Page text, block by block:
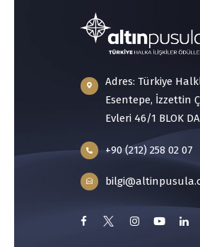
Adres: Türkiye
Esentepe, İzzettin
Evleri 46/1 BLOK
+90 (212) 258 02 07